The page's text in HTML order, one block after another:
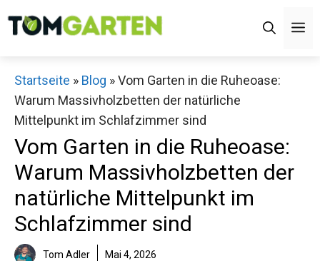
Inhalt
Startseite » Blog »Vom Garten in die Ruheoase:
Warum Massivholzbetten der natürliche
Mittelpunkt im Schlafzimmer sind
Vom Garten in die Ruheoase:
Warum Massivholzbetten der
natürliche Mittelpunkt im
Schlafzimmer sind
Tom Adler Mai 4, 2026